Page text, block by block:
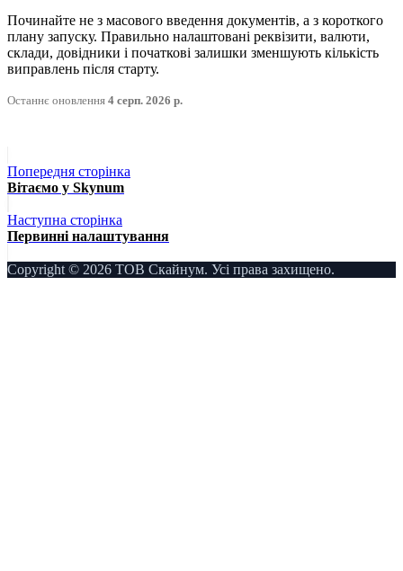
Починайте не з масового введення документів, а з короткого
плану запуску. Правильно налаштовані реквізити, валюти,
склади, довідники і початкові залишки зменшують кількість
виправлень після старту.
Останнє оновлення 4 серп. 2026 р.
Попередня сторінка
Вітаємо у Skynum
Наступна сторінка
Первинні налаштування
Copyright © 2026 ТОВ Скайнум. Усі права захищено.